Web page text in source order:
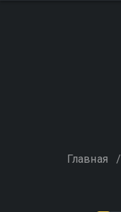
Главная /